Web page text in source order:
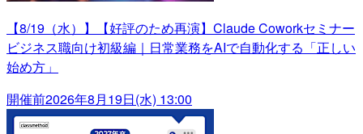
【8/19（水）】【好評のため再演】Claude Coworkセミナー
ビジネス職向け初級編｜日常業務をAIで自動化する「正しい
始め方」
開催前2026年8月19日(水) 13:00